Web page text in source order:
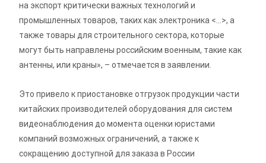
на экспорт критически важных технологий и
промышленных товаров, таких как электроника <…>, а
также товары для строительного сектора, которые
могут быть направлены российским военным, такие как
антенны, или краны», – отмечается в заявлении.
Это привело к приостановке отгрузок продукции части
китайских производителей оборудования для систем
видеонаблюдения до момента оценки юристами
компаний возможных ограничений, а также к
сокращению доступной для заказа в России